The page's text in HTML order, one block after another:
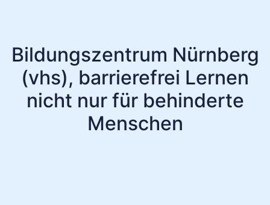
Bildungszentrum Nürnberg
(vhs), barrierefrei Lernen
nicht nur für behinderte
Menschen